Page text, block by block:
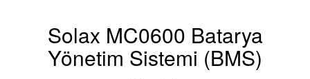
Solax MC0600 Batarya
Yönetim Sistemi (BMS)